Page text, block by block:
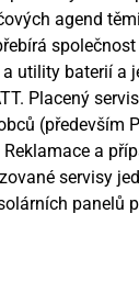
agend
společnost
utility baterií a
Placený
(především
a
servisy
panelů